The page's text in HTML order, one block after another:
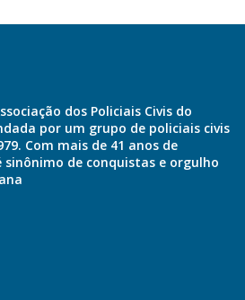
dos Policiais Civis do
por um grupo de policiais civis
Com mais de 41 anos de
de conquistas e orgulho